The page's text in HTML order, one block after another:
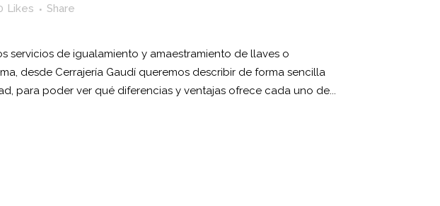
Likes Share
servicios de igualamiento y amaestramiento de llaves o
desde Cerrajería Gaudí queremos describir de forma sencilla
para poder ver qué diferencias y ventajas ofrece cada uno de...